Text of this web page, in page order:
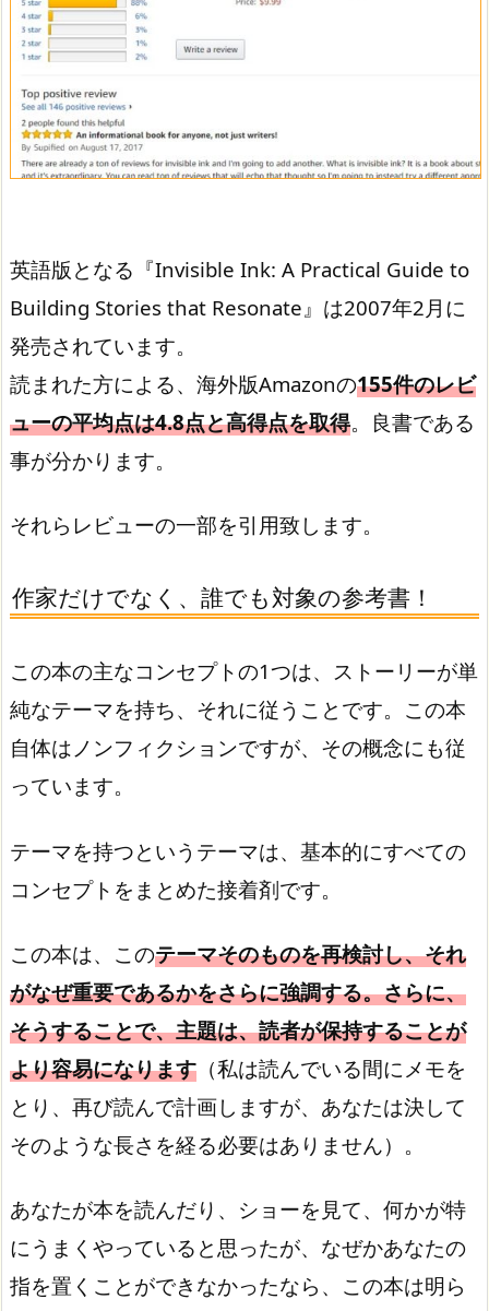
英語版となる『Invisible Ink: A Practical Guide to
Building Stories that Resonate』は2007年2月に
発売されています。
読まれた方による、海外版Amazonの155件のレビ
ューの平均点は4.8点と高得点を取得。良書である
事が分かります。
それらレビューの一部を引用致します。
作家だけでなく、誰でも対象の参考書！
この本の主なコンセプトの1つは、ストーリーが単
純なテーマを持ち、それに従うことです。この本
自体はノンフィクションですが、その概念にも従
っています。
テーマを持つというテーマは、基本的にすべての
コンセプトをまとめた接着剤です。
この本は、このテーマそのものを再検討し、それ
がなぜ重要であるかをさらに強調する。さらに、
そうすることで、主題は、読者が保持することが
より容易になります （私は読んでいる間にメモを
とり、再び読んで計画しますが、あなたは決して
そのような長さを経る必要はありません）。
あなたが本を読んだり、ショーを見て、何かが特
にうまくやっていると思ったが、なぜかあなたの
指を置くことができなかったなら、この本は明ら